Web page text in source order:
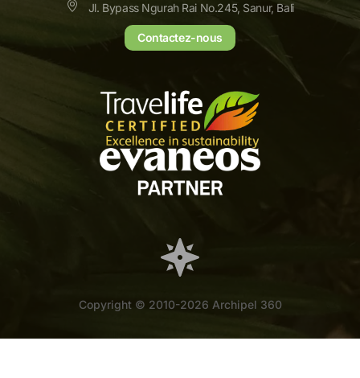
Jl. Bypass Ngurah Rai No.245, Sanur, Bali
Contactez-nous
Copyright © 2010-2026 Archipel 360